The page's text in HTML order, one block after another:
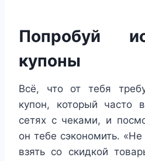
Попробуй
купоны
Всё, что от тебя
купон, который часто
сетях с чеками, и
он тебе сэкономить.
взять со скидкой